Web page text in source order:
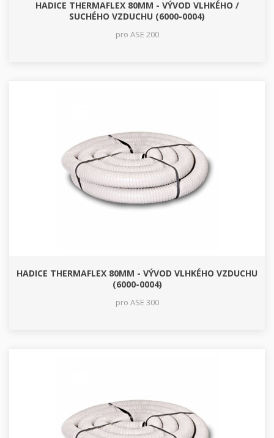
HADICE THERMAFLEX 80MM - VÝVOD VLHKÉHO /
SUCHÉHO VZDUCHU (6000-0004)
pro ASE 200
HADICE THERMAFLEX 80MM - VÝVOD VLHKÉHO VZDUCHU
(6000-0004)
pro ASE 300